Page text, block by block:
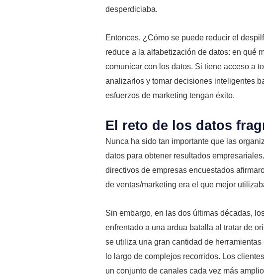
desperdiciaba.
Entonces, ¿Cómo se puede reducir el
reduce a la alfabetización de datos: en qué
comunicar con los datos. Si tiene acceso a
analizarlos y tomar decisiones inteligentes
esfuerzos de marketing tengan éxito.
El reto de los datos
Nunca ha sido tan importante que las
datos para obtener resultados
directivos de empresas encuestados
de ventas/marketing era el que mejor
Sin embargo, en las dos últimas décadas,
enfrentado a una ardua batalla al tratar de
se utiliza una gran cantidad de
lo largo de complejos recorridos. Los
un conjunto de canales cada vez más